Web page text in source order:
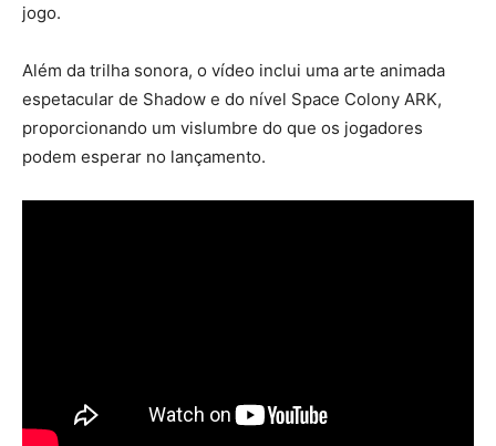
jogo.
Além da trilha sonora, o vídeo inclui uma arte animada
espetacular de Shadow e do nível Space Colony ARK,
proporcionando um vislumbre do que os jogadores
podem esperar no lançamento.